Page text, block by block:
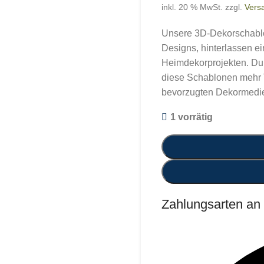
inkl. 20 % MwSt. zzgl.
Unsere 3D-
Designs, hinterlassen
Heimdekorprojekten.
diese Schablonen
bevorzugten
1 vorrätig
Zahlungsarten